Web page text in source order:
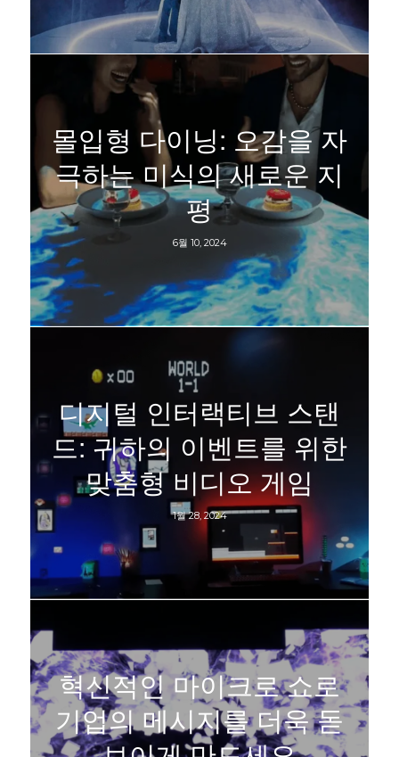
몰입형 다이닝: 오감을 자
극하는 미식의 새로운 지
평
6월 10, 2024
디지털 인터랙티브 스탠
드: 귀하의 이벤트를 위한
맞춤형 비디오 게임
1월 28, 2024
혁신적인 마이크로 쇼로
기업의 메시지를 더욱 돋